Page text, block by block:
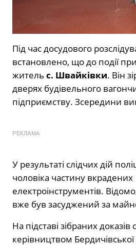
Під час досудового
встановлено, що до події
житель с. Швайківки. Він
дверях будівельного
підприємству. Зсередини
РЕКЛАМА
У результаті слідчих дій
чоловіка частину вкрадених
електроінструментів.
вже був засуджений за
На підставі зібраних доказів
керівництвом